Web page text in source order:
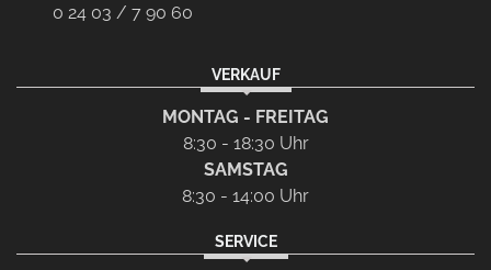
0 24 03 / 7 90 60
VERKAUF
MONTAG - FREITAG
8:30 - 18:30 Uhr
SAMSTAG
8:30 - 14:00 Uhr
SERVICE